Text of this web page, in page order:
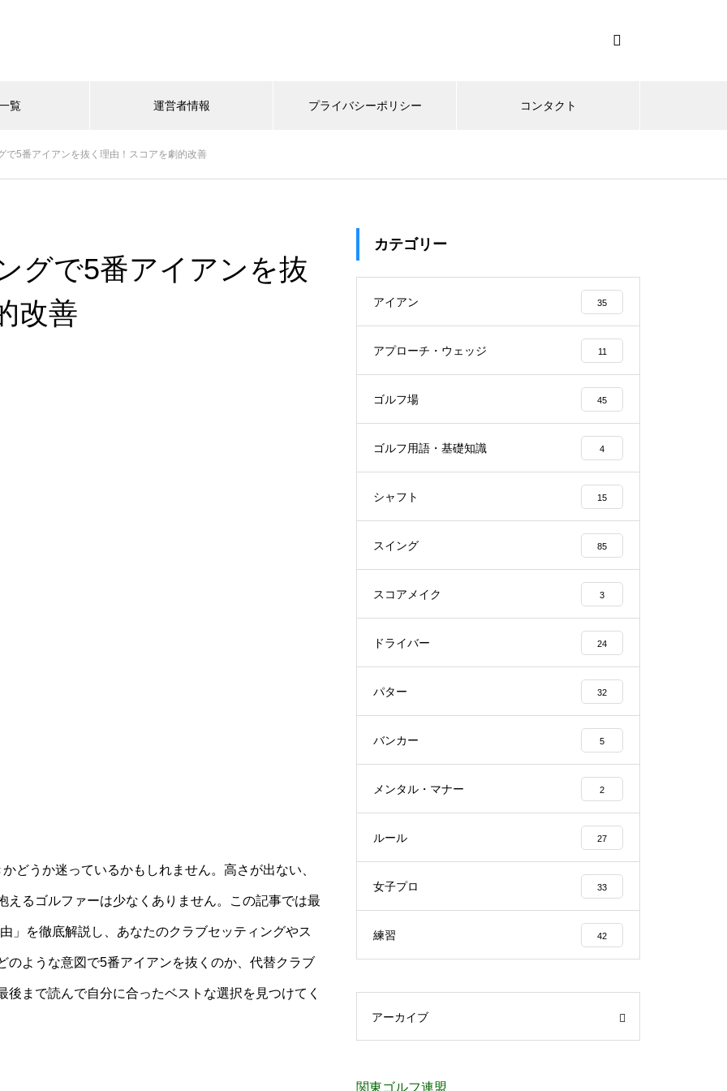
覧 運営者情報 プライバシーポリシー コンタクト
で5番アイアンを抜く理由！スコアを劇的改善
グで5番アイアンを抜
改善
どうか迷っているかもしれません。高さが出ない、
るゴルファーは少なくありません。この記事では最
」を徹底解説し、あなたのクラブセッティングやス
のような意図で5番アイアンを抜くのか、代替クラブ
まで読んで自分に合ったベストな選択を見つけてく
カテゴリー
アイアン 35
アプローチ・ウェッジ 11
ゴルフ場 45
ゴルフ用語・基礎知識 4
シャフト 15
スイング 85
スコアメイク 3
ドライバー 24
パター 32
バンカー 5
メンタル・マナー 2
ルール 27
女子プロ 33
練習 42
アーカイブ
関東ゴルフ連盟